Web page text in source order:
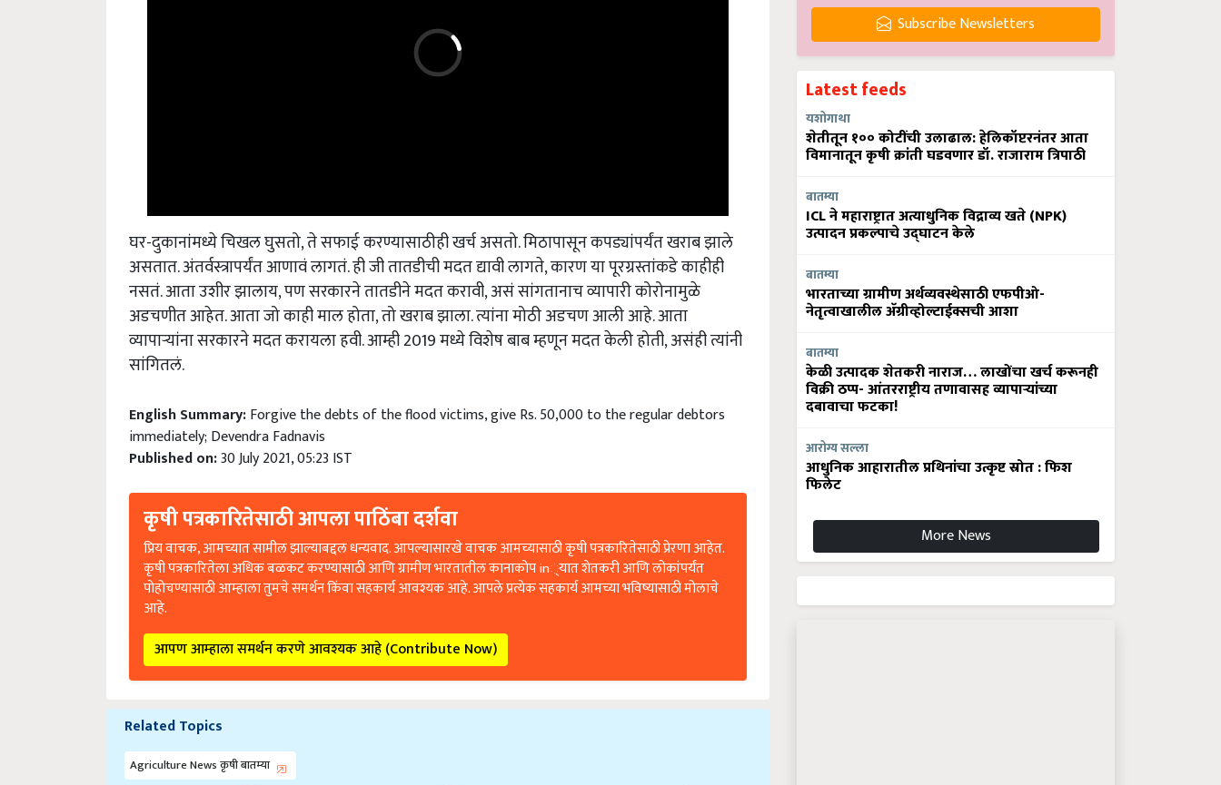
घर-दुकानांमध्ये चिखल घुसतो, ते सफाई करण्यासाठीही खर्च असतो. मिठापासून कपड्यांपर्यंत खराब झाले
असतात. अंतर्वस्त्रापर्यंत आणावं लागतं. ही जी तातडीची मदत द्यावी लागते, कारण या पूरग्रस्तांकडे काहीही
नसतं. आता उशीर झालाय, पण सरकारने तातडीने मदत करावी, असं सांगतानाच व्यापारी कोरोनामुळे
अडचणीत आहेत. आता जो काही माल होता, तो खराब झाला. त्यांना मोठी अडचण आली आहे. आता
व्यापाऱ्यांना सरकारने मदत करायला हवी. आम्ही 2019 मध्ये विशेष बाब म्हणून मदत केली होती, असंही त्यांनी
सांगितलं.
English Summary:Forgive the debts of the flood victims, give Rs. 50,000 to the regular debtors
immediately; Devendra Fadnavis
Published on:30 July 2021, 05:23 IST
कृषी पत्रकारितेसाठी आपला पाठिंबा दर्शवा
प्रिय वाचक, आमच्यात सामील झाल्याबद्दल धन्यवाद. आपल्यासारखे वाचक आमच्यासाठी कृषी पत्रकारितेसाठी प्रेरणा आहेत.
कृषी पत्रकारितेला अधिक बळकट करण्यासाठी आणि ग्रामीण भारतातील कानाकोप in्यात शेतकरी आणि लोकांपर्यंत
पोहोचण्यासाठी आम्हाला तुमचे समर्थन किंवा सहकार्य आवश्यक आहे. आपले प्रत्येक सहकार्य आमच्या भविष्यासाठी मोलाचे
आहे.
आपण आम्हाला समर्थन करणे आवश्यक आहे (Contribute Now)
Related Topics
Agriculture News कृषी बातम्या
Subscribe Newsletters
Latest feeds
यशोगाथा
शेतीतून १०० कोटींची उलाढाल: हेलिकॉप्टरनंतर आता
विमानातून कृषी क्रांती घडवणार डॉ. राजाराम त्रिपाठी
बातम्या
ICL ने महाराष्ट्रात अत्याधुनिक विद्राव्य खते (NPK)
उत्पादन प्रकल्पाचे उद्घाटन केले
बातम्या
भारताच्या ग्रामीण अर्थव्यवस्थेसाठी एफपीओ-
नेतृत्वाखालील अ‍ॅग्रीव्होल्टाईक्सची आशा
बातम्या
केळी उत्पादक शेतकरी नाराज… लाखोंचा खर्च करूनही
विक्री ठप्प- आंतरराष्ट्रीय तणावासह व्यापाऱ्यांच्या
दबावाचा फटका!
आरोग्य सल्ला
आधुनिक आहारातील प्रथिनांचा उत्कृष्ट स्रोत : फिश
फिलेट
More News